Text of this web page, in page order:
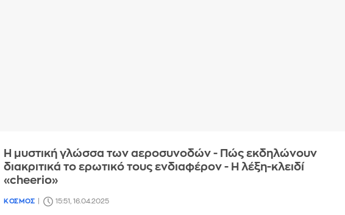
Η μυστική γλώσσα των αεροσυνοδών - Πώς εκδηλώνουν
διακριτικά το ερωτικό τους ενδιαφέρον - Η λέξη-κλειδί
«cheerio»
ΚΟΣΜΟΣ 15:51, 16.04.2025